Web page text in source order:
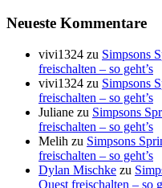
Neueste Kommentare
vivi1324 zu Simpsons
freischalten – so geht’s
vivi1324 zu Simpsons
freischalten – so geht’s
Juliane zu Simpsons
freischalten – so geht’s
Melih zu Simpsons
freischalten – so geht’s
Dylan Mischke zu
Quest freischalten – so